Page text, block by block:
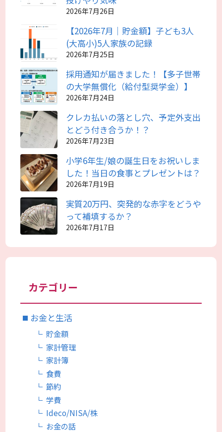
2026年7月26日
【2026年7月｜貯金額】子ども3人
(大高小)5人家族の記録
2026年7月25日
採用通知が届きました！【多子世帯
の大学無償化（給付型奨学金）】
2026年7月24日
クレカ払いの落とし穴、予定外支出
とどう付き合うか！？
2026年7月23日
小学6年生/娘の誕生日をお祝いしま
した！当日の食事とプレゼントは？
2026年7月19日
実質20万円、突発的な赤字をどうや
って補填するか？
2026年7月17日
カテゴリー
お金と生活
貯金額
家計管理
家計簿
食費
節約
学費
Ideco/NISA/株
お金の話